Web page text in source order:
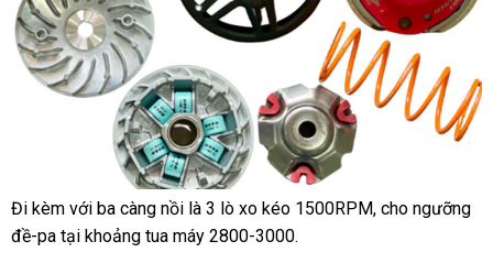
Đi kèm với ba càng nồi là 3 lò xo kéo 1500RPM, cho ngưỡng
đề-pa tại khoảng tua máy 2800-3000.